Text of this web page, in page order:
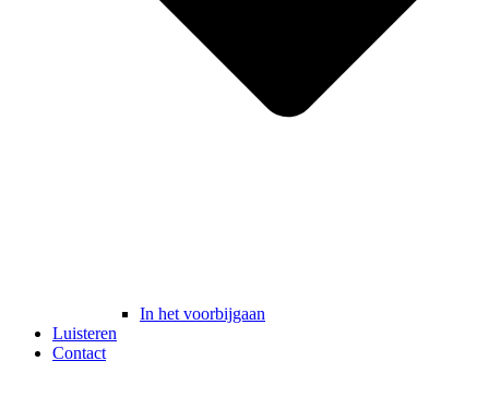
In het voorbijgaan
Luisteren
Contact